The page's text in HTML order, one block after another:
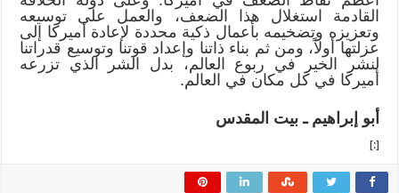
القادمة استغلال هذا الضعف، والعمل على توسيعه
وتعزيزه وتضخيمه بأعمال ذكية محددة لإعادة أميركا إلى
عزلتها أولاً، ومن ثم بناء ذاتنا وإعداد قوتنا وتوسيع قدراتنا
لنشر الخير في ربوع العالم، بدل الشر الذي تزرعه
أميركا في كل مكان في العالم.
أبو إبراهيم ـ بيت المقدس
[:]